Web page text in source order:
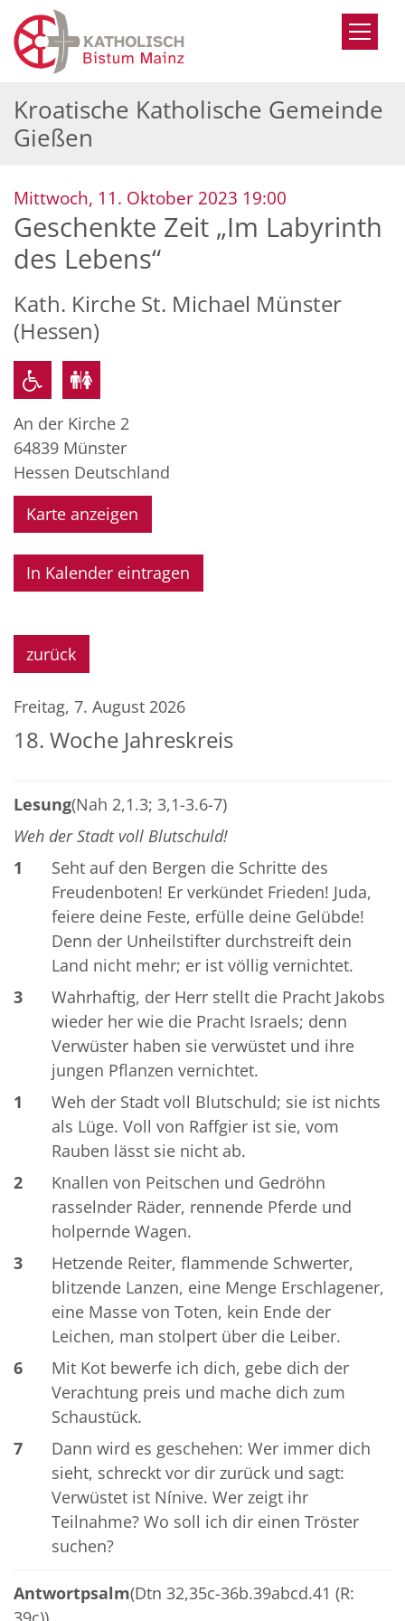
Zum Inhalt springen
Kroatische Katholische Gemeinde
Gießen
Mittwoch, 11. Oktober 2023 19:00
Geschenkte Zeit „Im Labyrinth
des Lebens“
Kath. Kirche St. Michael Münster
(Hessen)
An der Kirche 2
64839 Münster
Hessen Deutschland
Karte anzeigen
In Kalender eintragen
zurück
Freitag, 7. August 2026
18. Woche Jahreskreis
Lesung(Nah 2,1.3; 3,1-3.6-7)
Weh der Stadt voll Blutschuld!
1
Seht auf den Bergen die Schritte des
Freudenboten! Er verkündet Frieden! Juda,
feiere deine Feste, erfülle deine Gelübde!
Denn der Unheilstifter durchstreift dein
Land nicht mehr; er ist völlig vernichtet.
3
Wahrhaftig, der Herr stellt die Pracht Jakobs
wieder her wie die Pracht Israels; denn
Verwüster haben sie verwüstet und ihre
jungen Pflanzen vernichtet.
1
Weh der Stadt voll Blutschuld; sie ist nichts
als Lüge. Voll von Raffgier ist sie, vom
Rauben lässt sie nicht ab.
2
Knallen von Peitschen und Gedröhn
rasselnder Räder, rennende Pferde und
holpernde Wagen.
3
Hetzende Reiter, flammende Schwerter,
blitzende Lanzen, eine Menge Erschlagener,
eine Masse von Toten, kein Ende der
Leichen, man stolpert über die Leiber.
6
Mit Kot bewerfe ich dich, gebe dich der
Verachtung preis und mache dich zum
Schaustück.
7
Dann wird es geschehen: Wer immer dich
sieht, schreckt vor dir zurück und sagt:
Verwüstet ist Nínive. Wer zeigt ihr
Teilnahme? Wo soll ich dir einen Tröster
suchen?
Antwortpsalm(Dtn 32,35c-36b.39abcd.41 (R: